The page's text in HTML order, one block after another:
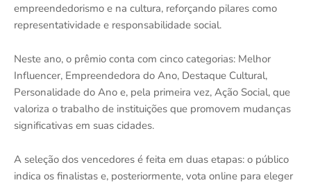
empreendedorismo e na cultura, reforçando pilares como
representatividade e responsabilidade social.
Neste ano, o prêmio conta com cinco categorias: Melhor
Influencer, Empreendedora do Ano, Destaque Cultural,
Personalidade do Ano e, pela primeira vez, Ação Social, que
valoriza o trabalho de instituições que promovem mudanças
significativas em suas cidades.
A seleção dos vencedores é feita em duas etapas: o público
indica os finalistas e, posteriormente, vota online para eleger